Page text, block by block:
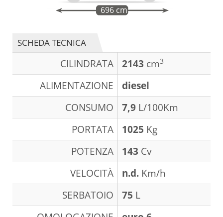
696 cm
SCHEDA TECNICA
CILINDRATA 2143 cm3
ALIMENTAZIONE
diesel
CONSUMO
7,9 L/100Km
PORTATA
1025 Kg
POTENZA
143 Cv
VELOCITÀ
n.d. Km/h
SERBATOIO
75 L